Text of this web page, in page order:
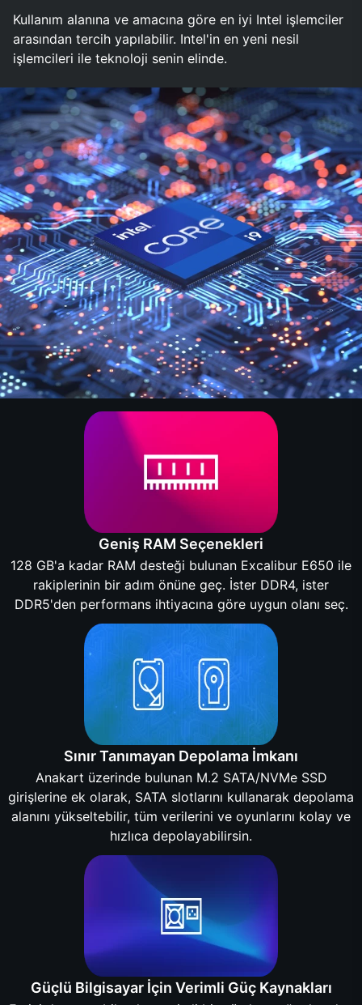
Kullanım alanına ve amacına göre en iyi Intel işlemciler
arasından tercih yapılabilir. Intel'in en yeni nesil
işlemcileri ile teknoloji senin elinde.
Geniş RAM Seçenekleri
128 GB'a kadar RAM desteği bulunan Excalibur E650 ile
rakiplerinin bir adım önüne geç. İster DDR4, ister
DDR5'den performans ihtiyacına göre uygun olanı seç.
Sınır Tanımayan Depolama İmkanı
Anakart üzerinde bulunan M.2 SATA/NVMe SSD
girişlerine ek olarak, SATA slotlarını kullanarak depolama
alanını yükseltebilir, tüm verilerini ve oyunlarını kolay ve
hızlıca depolayabilirsin.
Güçlü Bilgisayar İçin Verimli Güç Kaynakları